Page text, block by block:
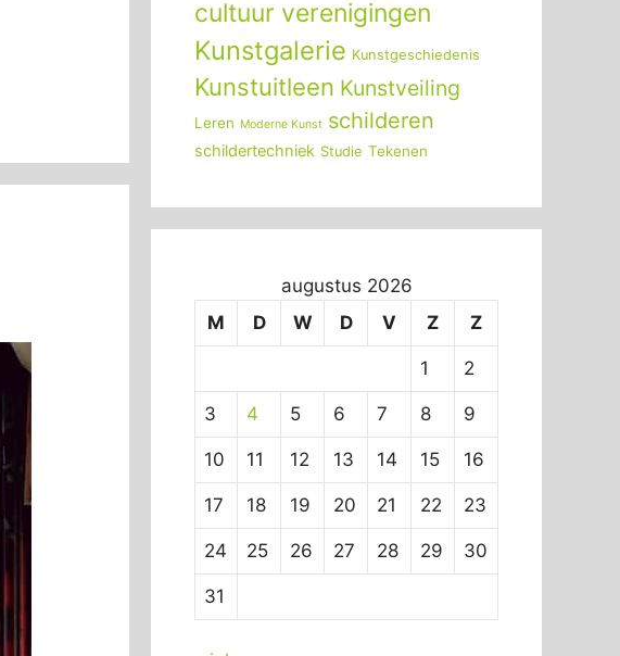
cultuur verenigingen
Kunstgalerie Kunstgeschiedenis
Kunstuitleen Kunstveiling
Leren Moderne Kunst schilderen
schildertechniek Studie Tekenen
augustus 2026
M
D W D V Z Z
1 2
3 4 5 6 7 8 9
10 11 12 13 14 15 16
17 18 19 20 21 22 23
24 25 26 27 28 29 30
31